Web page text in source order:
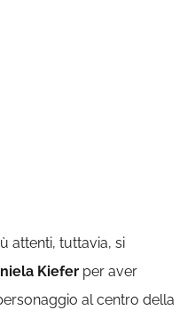
attenti, tuttavia, si
Kiefer per aver
al centro della